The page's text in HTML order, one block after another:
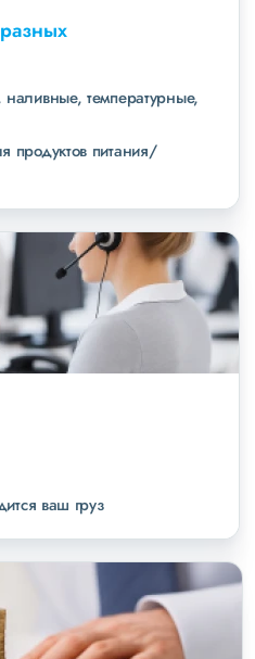
температурные,
продуктов питания/
ваш груз